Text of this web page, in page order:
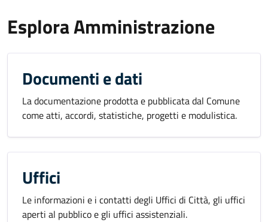
Esplora Amministrazione
Documenti e dati
La documentazione prodotta e pubblicata dal Comune
come atti, accordi, statistiche, progetti e modulistica.
Uffici
Le informazioni e i contatti degli Uffici di Città, gli uffici
aperti al pubblico e gli uffici assistenziali.